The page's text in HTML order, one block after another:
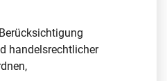
handelsrechtlicher